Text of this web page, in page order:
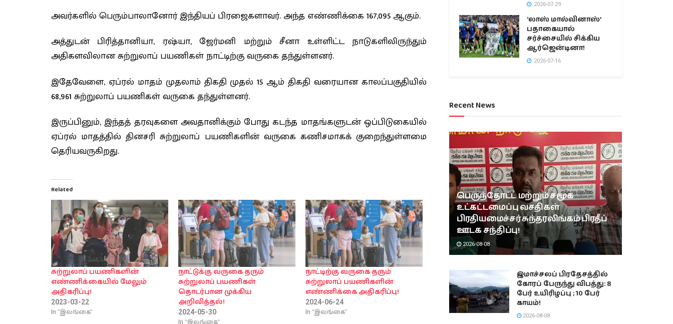
அவர்களில் பெரும்பாலானோர் இந்தியப் பிரஜைகளாவர். அந்த எண்ணிக்கை 167,095 ஆகும்.
அத்துடன் பிரித்தானியா, ரஷ்யா, ஜேர்மனி மற்றும் சீனா உள்ளிட்ட நாடுகளிலிருந்தும்
அதிகளவிலான சுற்றுலாப் பயணிகள் நாட்டிற்கு வருகை தந்துள்ளனர்.
இதேவேளை, ஏப்ரல் மாதம் முதலாம் திகதி முதல் 15 ஆம் திகதி வரையான காலப்பகுதியில்
68,961 சுற்றுலாப் பயணிகள் வருகை தந்துள்ளனர்.
இருப்பினும், இந்தத் தரவுகளை அவதானிக்கும் போது கடந்த மாதங்களுடன் ஒப்பிடுகையில்
ஏப்ரல் மாதத்தில் தினசரி சுற்றுலாப் பயணிகளின் வருகை கணிசமாகக் குறைந்துள்ளமை
தெரியவருகிறது.
Related
சுற்றுலாப் பயணிகளின்
எண்ணிக்கையில் மேலும்
அதிகரிப்பு!
2023-03-22
In "இலங்கை"
நாட்டுக்கு வருகை தரும்
சுற்றுலாப் பயணிகள்
தொடர்பான முக்கிய
அறிவித்தல்!
2024-05-30
In "இலங்கை"
நாட்டிற்கு வருகை தரும்
சுற்றுலாப் பயணிகளின்
எண்ணிக்கை அதிகரிப்பு!
2024-06-24
In "இலங்கை"
2026-07-29
‘லாஸ் மால்வினாஸ்’
பதாகையால்
சர்ச்சையில் சிக்கிய
ஆர்ஜென்டினா!
2026-07-16
Recent News
பெருந்தோட்ட மற்றும் சமூக
உட்கட்டமைப்பு வசதிகள்
பிரதியமைச்சர் சுந்தரலிங்கம் பிரதீப்
ஊடக சந்திப்பு!
2026-08-08
இமாச்சலப் பிரதேசத்தில்
கோரப் பேருந்து விபத்து: 8
பேர் உயிரிழப்பு ; 10 பேர்
காயம்!
2026-08-08